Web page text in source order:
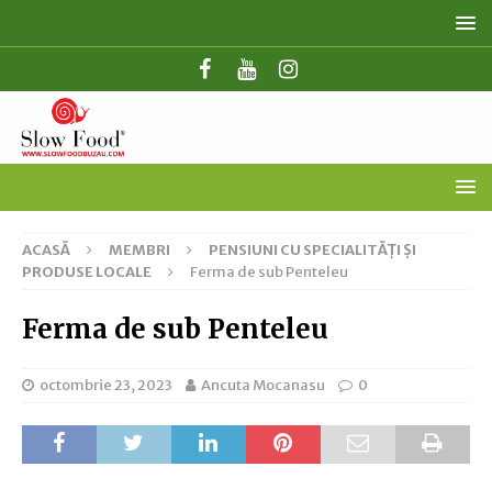
ACASĂ MEMBRI
PENSIUNI CU SPECIALITĂȚI ȘI
PRODUSE LOCALE
Ferma de sub Penteleu
Ferma de sub Penteleu
octombrie 23, 2023 Ancuta Mocanasu 0